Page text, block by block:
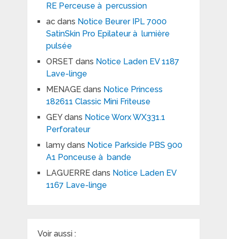
RE Perceuse à percussion
acdans Notice Beurer IPL 7000
SatinSkin Pro Epilateur à lumière
pulsée
ORSET dans Notice Laden EV 1187
Lave-linge
MENAGEdans Notice Princess
182611 Classic Mini Friteuse
GEYdans Notice Worx WX331.1
Perforateur
lamydans Notice Parkside PBS 900
A1 Ponceuse à bande
LAGUERREdans Notice Laden EV
1167 Lave-linge
Voir aussi :